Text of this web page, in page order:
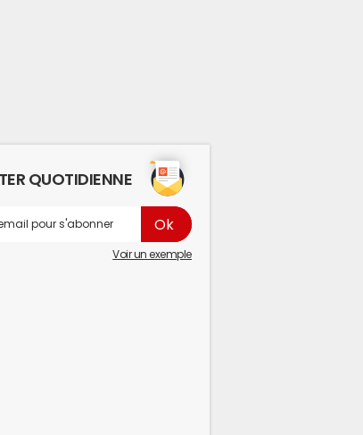
QUOTIDIENNE
Voir un exemple